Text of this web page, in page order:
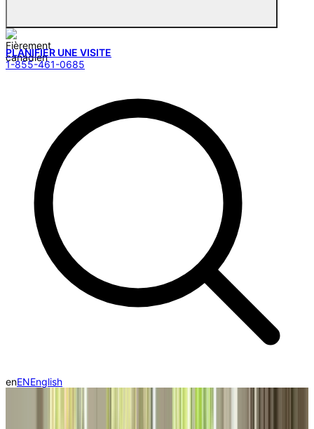
PLANIFIER UNE VISITE
1-855-461-0685
enENEnglish